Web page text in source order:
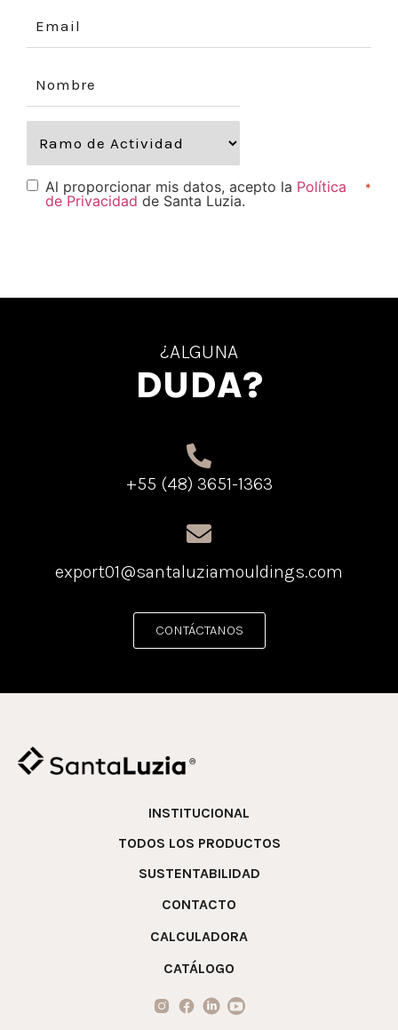
Al proporcionar mis datos, acepto la Política
de Privacidad de Santa Luzia.
*
¿ALGUNA
DUDA?
+55 (48) 3651-1363
export01@santaluziamouldings.com
CONTÁCTANOS
INSTITUCIONAL
TODOS LOS PRODUCTOS
SUSTENTABILIDAD
CONTACTO
CALCULADORA
CATÁLOGO